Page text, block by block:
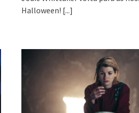
Halloween! [...]